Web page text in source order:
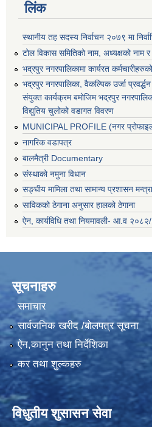
लिंक
स्थानीय तह सदस्य निर्वाचन २०७९ मा
टोल विकास समितिको नाम, अध्यक्षको नाम र
भद्रपुर नगरपालिकामा कार्यरत
भद्रपुर नगरपालिका, वैकल्पिक उर्जा
संयुक्त कार्यक्रम बमोजिम भद्रपुर
विद्युतिय चुलोको वडागत विवरण
MUNICIPAL PROFILE (नगर
नागरिक वडापत्र
बालमैत्री Documentary
संस्थाको नमुना विधान
सङ्घीय मामिला तथा सामान्य प्रशासन
साविकको ठेगाना अनुसार हालको ठेगाना
ऐन, कार्यविधि तथा नियमावली- आ.व
सूचनाहरु
समाचार
सार्वजनिक खरीद /बोलपत्र सूचना
ऐन,कानुन तथा निर्देशिका
कर तथा शुल्कहरु
विधुतीय शुसासन सेवा